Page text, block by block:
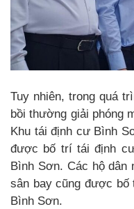
Tuy nhiên, trong quá
bồi thường giải phóng
Khu tái định cư Bình
được bố trí tái định
Bình Sơn. Các hộ dân
sân bay cũng được
Bình Sơn.